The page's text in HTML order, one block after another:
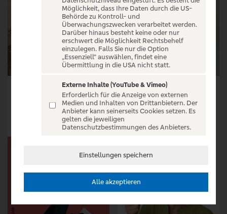
Dr. Biyon Kattilathu - Eine Reise zum Glück
Tickets ab € 40,40
Tickets ab € 42,05
Tickets
Möglichkeit, dass Ihre Daten durch die US-
Behörde zu Kontroll- und
Überwachungszwecken verarbeitet werden.
Darüber hinaus besteht keine oder nur
erschwert die Möglichkeit Rechtsbehelf
einzulegen. Falls Sie nur die Option
„Essenziell“ auswählen, findet eine
Übermittlung in die USA nicht statt.
Externe Inhalte (YouTube & Vimeo)
Erforderlich für die Anzeige von externen
Medien und Inhalten von Drittanbietern. Der
Anbieter kann seinerseits Cookies setzen. Es
gelten die jeweiligen
Datenschutzbestimmungen des Anbieters.
Einstellungen speichern
Alle akzeptieren